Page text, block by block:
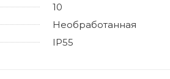
10
Необработанная
IP55